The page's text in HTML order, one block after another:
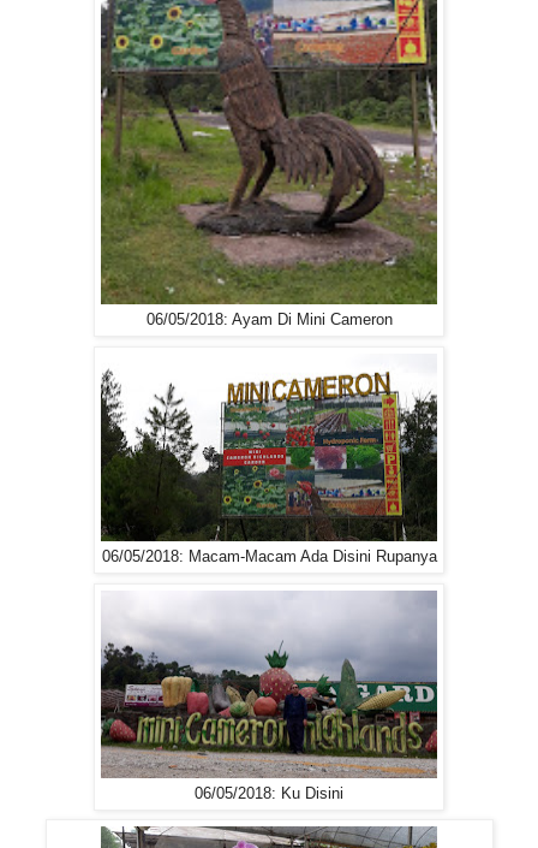
06/05/2018: Ayam Di Mini Cameron
06/05/2018: Macam-Macam Ada Disini Rupanya
06/05/2018: Ku Disini